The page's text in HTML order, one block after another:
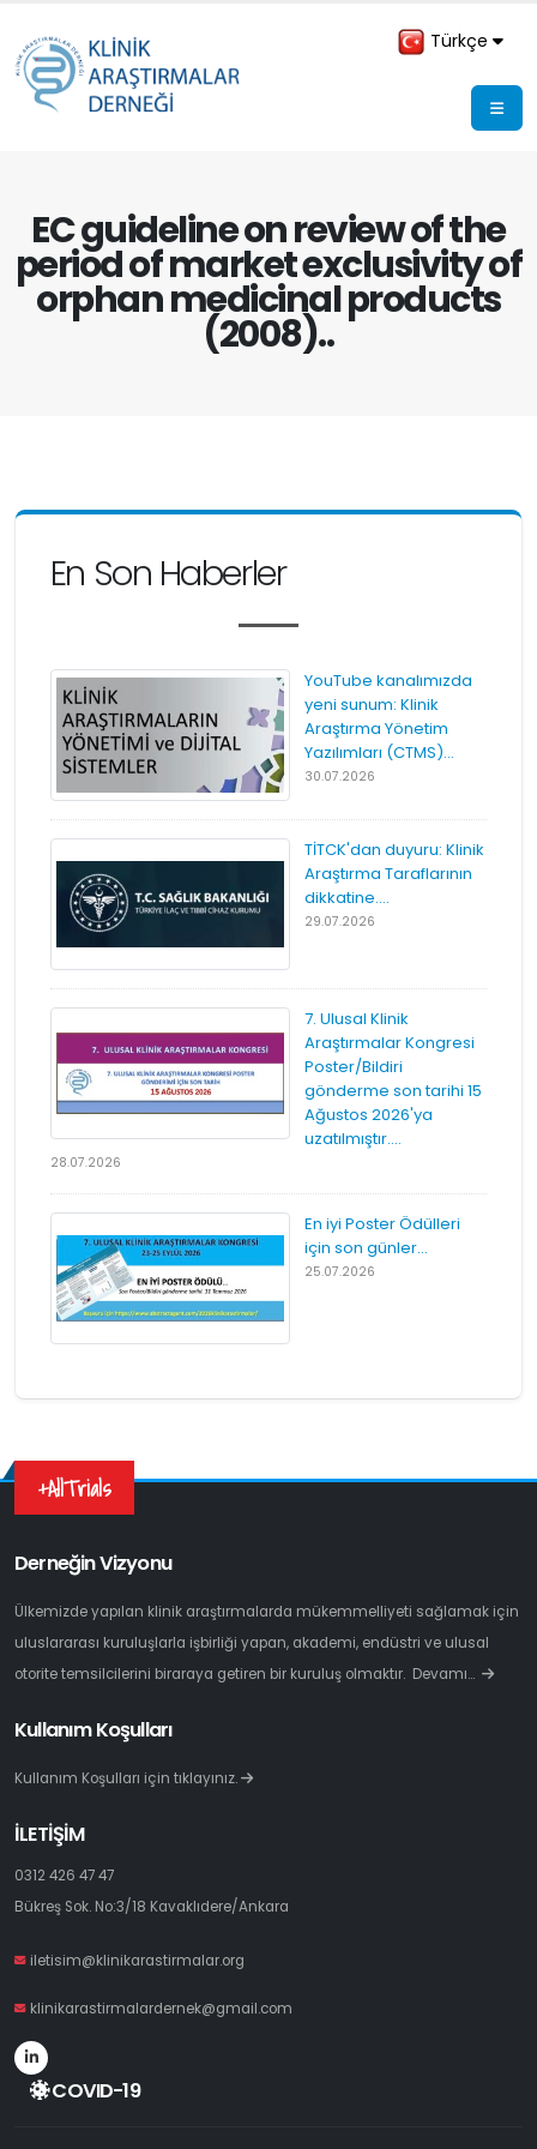
Türkçe
EC guideline on review of the
period of market exclusivity of
orphan medicinal products
(2008)..
En Son Haberler
YouTube kanalımızda
yeni sunum: Klinik
Araştırma Yönetim
Yazılımları (CTMS)...
30.07.2026
TİTCK'dan duyuru: Klinik
Araştırma Taraflarının
dikkatine....
29.07.2026
7. Ulusal Klinik
Araştırmalar Kongresi
Poster/Bildiri
gönderme son tarihi 15
Ağustos 2026'ya
uzatılmıştır....
28.07.2026
En iyi Poster Ödülleri
için son günler...
25.07.2026
+AllTrials
Derneğin Vizyonu
Ülkemizde yapılan klinik araştırmalarda mükemmelliyeti sağlamak için
uluslararası kuruluşlarla işbirliği yapan, akademi, endüstri ve ulusal
otorite temsilcilerini biraraya getiren bir kuruluş olmaktır. Devamı…
Kullanım Koşulları
Kullanım Koşulları için tıklayınız.
İLETİŞİM
0312 426 47 47
Bükreş Sok. No:3/18 Kavaklıdere/Ankara
iletisim@klinikarastirmalar.org
klinikarastirmalardernek@gmail.com
COVID-19